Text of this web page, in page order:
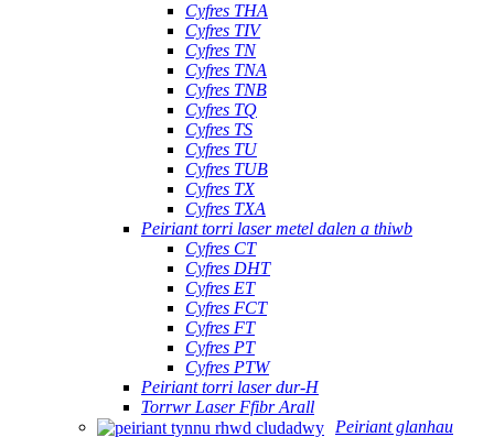
Cyfres THA
Cyfres TIV
Cyfres TN
Cyfres TNA
Cyfres TNB
Cyfres TQ
Cyfres TS
Cyfres TU
Cyfres TUB
Cyfres TX
Cyfres TXA
Peiriant torri laser metel dalen a thiwb
Cyfres CT
Cyfres DHT
Cyfres ET
Cyfres FCT
Cyfres FT
Cyfres PT
Cyfres PTW
Peiriant torri laser dur-H
Torrwr Laser Ffibr Arall
Peiriant glanhau